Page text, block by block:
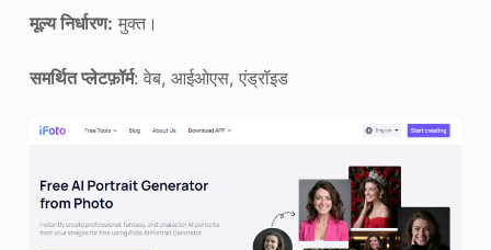
मूल्य निर्धारण: मुक्त।
समर्थित प्लेटफ़ॉर्म: वेब, आईओएस, एंड्रॉइड